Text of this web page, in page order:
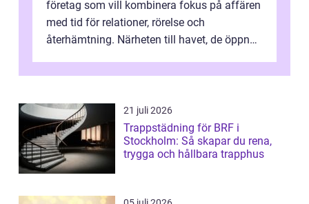
företag som vill kombinera fokus på affären
med tid för relationer, rörelse och
återhämtning. Närheten till havet, de öppna
21 juli 2026
Trappstädning för BRF i
Stockholm: Så skapar du rena,
trygga och hållbara trapphus